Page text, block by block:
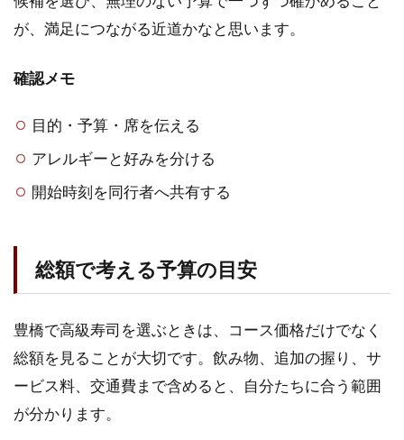
が、満足につながる近道かなと思います。
確認メモ
目的・予算・席を伝える
アレルギーと好みを分ける
開始時刻を同行者へ共有する
総額で考える予算の目安
豊橋で高級寿司を選ぶときは、コース価格だけでなく
総額を見ることが大切です。飲み物、追加の握り、サ
ービス料、交通費まで含めると、自分たちに合う範囲
が分かります。